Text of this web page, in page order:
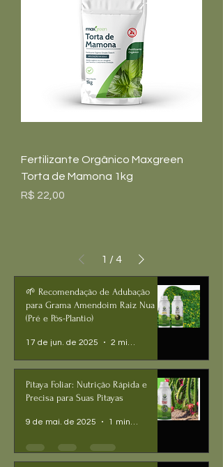
Fertilizante Orgânico Maxgreen
Torta de Mamona 1kg
Preço
R$ 22,00
1 /4
🌱 Recomendação de Adubação
para Grama Amendoim Raiz Nua
(Pré e Pós-Plantio)
17 de jun. de 2025 2 min de leitura
Pitaya Foliar: Nutrição Rápida e
Precisa para Suas Pitayas
9 de mai. de 2025 1 min de leitura